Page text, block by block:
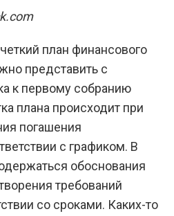
план финансового
представить с
к первому собранию
плана происходит при
погашения
с графиком. В
обоснования
требований
со сроками. Каких-то